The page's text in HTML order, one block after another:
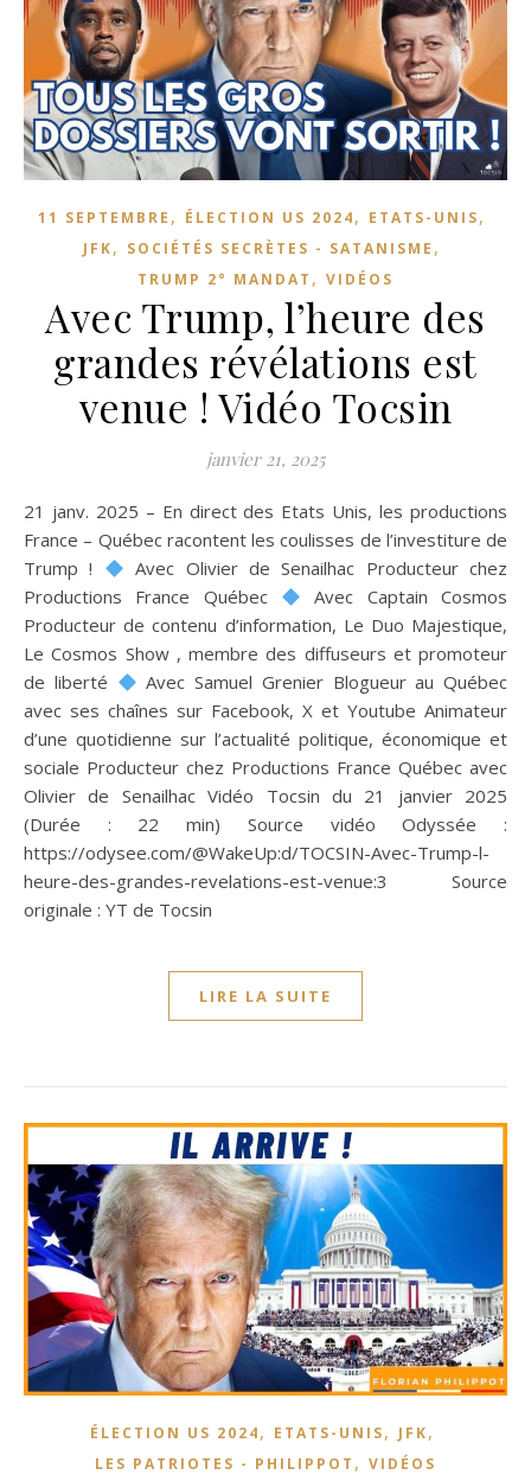
11 SEPTEMBRE , ÉLECTION US 2024, ETATS-UNIS,
JFK, SOCIÉTÉS SECRÈTES - SATANISME ,
TRUMP 2° MANDAT , VIDÉOS
Avec Trump, l’heure des
grandes révélations est
venue ! Vidéo Tocsin
janvier 21, 2025
21 janv. 2025 – En direct des Etats Unis, les productions
France – Québec racontent les coulisses de l’investiture de
Trump !
Avec Olivier de Senailhac Producteur chez
Productions France Québec
Avec Captain Cosmos
Producteur de contenu d’information, Le Duo Majestique,
Le Cosmos Show , membre des diffuseurs et promoteur
de liberté
Avec Samuel Grenier Blogueur au Québec
avec ses chaînes sur Facebook, X et Youtube Animateur
d’une quotidienne sur l’actualité politique, économique et
sociale Producteur chez Productions France Québec avec
Olivier de Senailhac Vidéo Tocsin du 21 janvier 2025
(Durée : 22 min) Source vidéo Odyssée :
https://odysee.com/@WakeUp:d/TOCSIN-Avec-Trump-l-
heure-des-grandes-revelations-est-venue:3 Source
originale : YT de Tocsin
LIRE LA SUITE
ÉLECTION US 2024, ETATS-UNIS, JFK,
LES PATRIOTES - PHILIPPOT , VIDÉOS